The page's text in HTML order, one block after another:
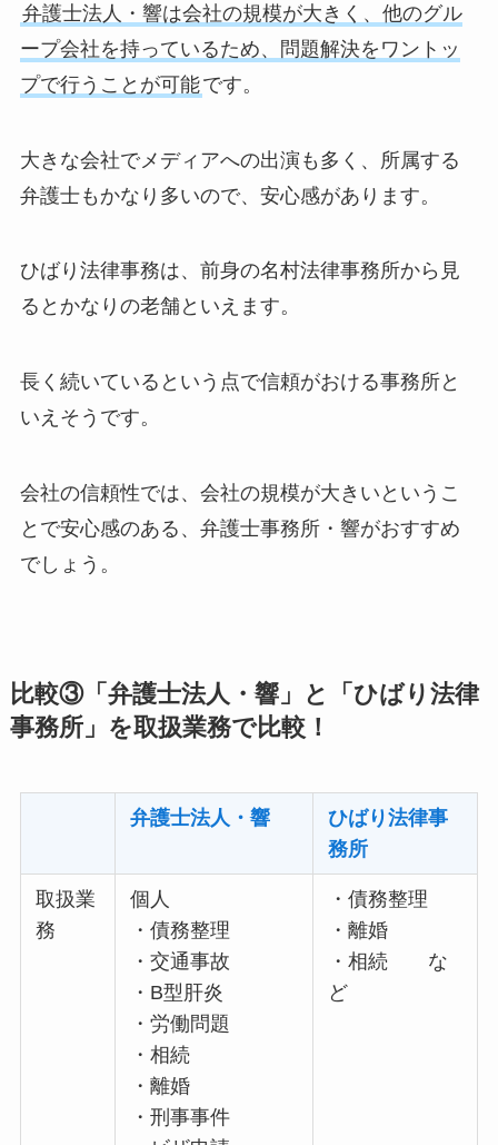
弁護士法人・響は会社の規模が大きく、他のグル
ープ会社を持っているため、問題解決をワントッ
プで行うことが可能です。
大きな会社でメディアへの出演も多く、所属する
弁護士もかなり多いので、安心感があります。
ひばり法律事務は、前身の名村法律事務所から見
るとかなりの老舗といえます。
長く続いているという点で信頼がおける事務所と
いえそうです。
会社の信頼性では、会社の規模が大きいというこ
とで安心感のある、弁護士事務所・響がおすすめ
でしょう。
比較③「弁護士法人・響」と「ひばり法律
事務所」を取扱業務で比較！
弁護士法人・響
ひばり法律事
務所
取扱業
務
個人
・債務整理
・交通事故
・B型肝炎
・労働問題
・相続
・離婚
・刑事事件
・債務整理
・離婚
・相続 な
ど